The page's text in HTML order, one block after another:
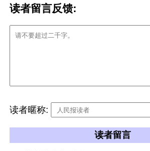
读者留言反馈:
读者暱称:
读者留言